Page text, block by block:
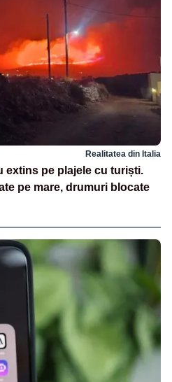
Realitatea din Italia
extins pe plajele cu turiști.
pe mare, drumuri blocate